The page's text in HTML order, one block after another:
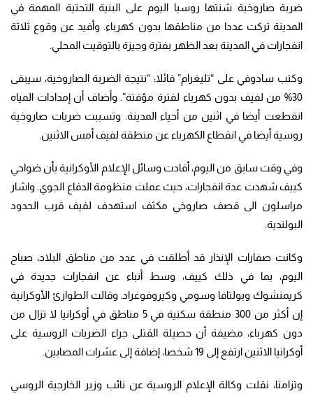
ضربة صاروخية شنتها روسيا اليوم على البنية التحتية المهمة في
المدينة تركت عددا من مناطقها بدون كهرباء. وأفيد عن وقوع ثلاثة
انفجارات في المدينة بعد الظهر بفترة وجيزة بالتوقيت المحلي.
وكتب سادوفي على “تليغرام” قائلا: “نتيجة الضربة الصاروخية، سيبقى
30% من لفيف بدون كهرباء لفترة مؤقتة”. وأضاف أن إمدادات المياه
انقطعت أيضا في اثنين من أحياء المدينة. وتسببت ضربات صاروخية
روسية أيضا في انقطاع الكهرباء عن منطقة لفيف أمس الاثنين.
وفي وقت سابق من اليوم، أفادت وسائل الإعلام الأوكرانية بأن ضواحي
كييف شهدت عدة انفجارات، حيث عملت منظومة الدفاع الجوي. واشار
مراسلون الى قصف صاروخي مكثف استهدف لفيف قرب الحدود
البولندية.
وكانت صفارات الإنذار قد أطلقت في عدد من مناطق البلاد، صباح
اليوم، بما في ذلك كييف، وسط أنباء عن انفجارات جديدة في
كريمنشوك وبولتافا وسومي وكيروفوغراد. وقالت الطوارئ الأوكرانية
إن أكثر من 300 منطقة سكنية في 5 مناطق في أوكرانيا لا تزال من
دون كهرباء، مضيفة أن حصيلة القتلى جراء الضربات الروسية على
أوكرانيا الاثنين ارتفع إلى 19 شخصا، إضافة إلى عشرات المصابين.
وتزامنا، نقلت وكالة الإعلام الروسية عن نائب وزير الخارجية الروسي